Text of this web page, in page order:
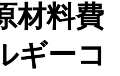
材料費
ギーコ